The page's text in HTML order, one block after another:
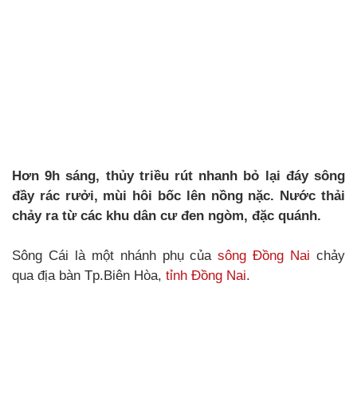
Hơn 9h sáng, thủy triều rút nhanh bỏ lại đáy sông
đầy rác rưởi, mùi hôi bốc lên nồng nặc. Nước thải
chảy ra từ các khu dân cư đen ngòm, đặc quánh.
Sông Cái là một nhánh phụ củasông Đồng Nai chảy
qua địa bàn Tp.Biên Hòa, tỉnh Đồng Nai.